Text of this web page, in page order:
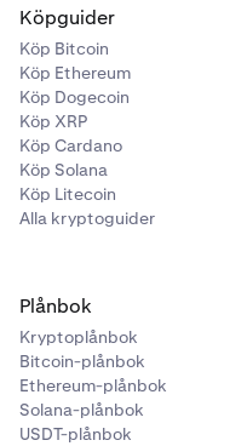
Köpguider
Köp Bitcoin
Köp Ethereum
Köp Dogecoin
Köp XRP
Köp Cardano
Köp Solana
Köp Litecoin
Alla kryptoguider
Plånbok
Kryptoplånbok
Bitcoin-plånbok
Ethereum-plånbok
Solana-plånbok
USDT-plånbok